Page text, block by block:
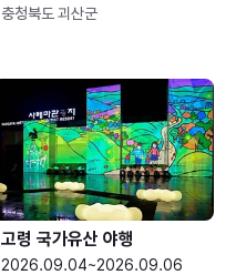
충청북도 괴산군
고령 국가유산 야행
2026.09.04~2026.09.06